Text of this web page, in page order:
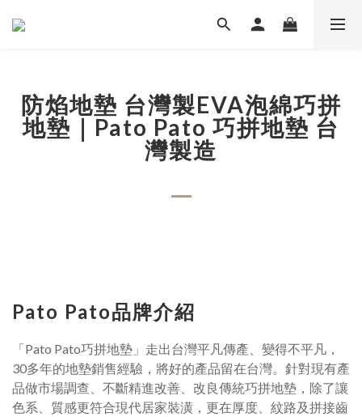
防焰地墊 台灣製EVA泡綿巧拼
地墊｜Pato Pato 巧拼地墊 台
灣製造
Pato Pato品牌介紹
「Pato Pato巧拼地墊」走出台灣平凡傳產、變得不平凡，
30多年的地墊銷售經驗，將好的產品留在台灣。針對現有產
品做市場調查、不斷精進改善、改良傳統巧拼地墊，除了讓
色系、質感更符合現代居家裝潢，更在厚度、紋路及拼接齒